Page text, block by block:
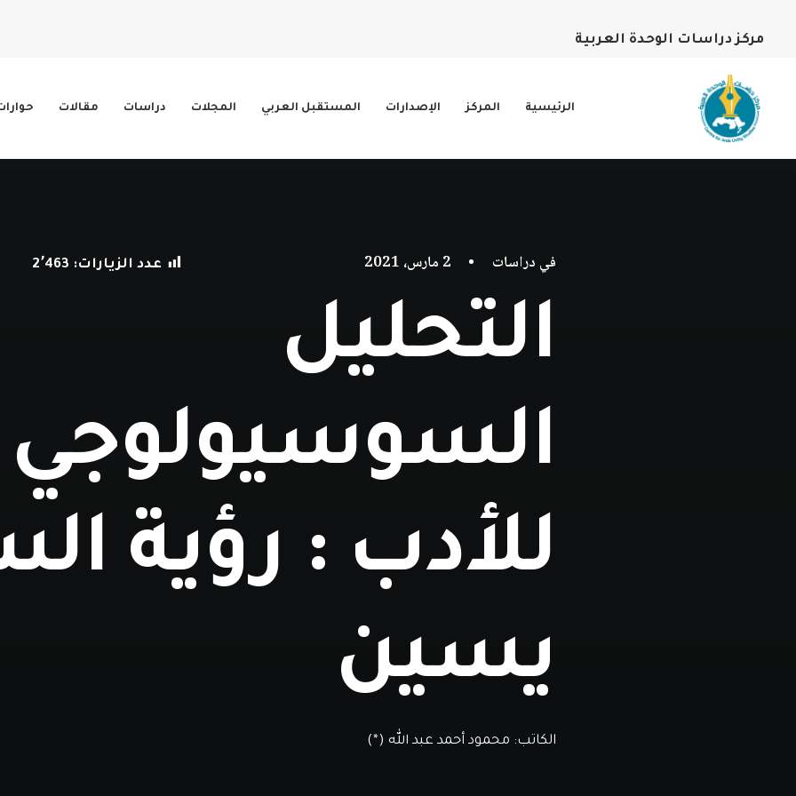
مركز دراسات الوحدة العربية
الرئيسية المركز الإصدارات المستقبل العربي المجلات دراسات مقالات
في دراسات • 2 مارس، 2021 عدد الزيارات: 2٬463
التحليل
السوسيولوجي
للأدب : رؤية
يسين
الكاتب: محمود أحمد عبد الله (*)